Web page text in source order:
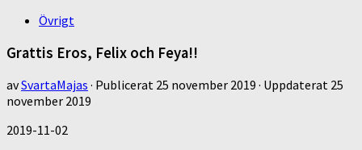
Övrigt
Grattis Eros, Felix och Feya!!
avSvartaMajas · Publicerat 25 november 2019 · Uppdaterat 25
november 2019
2019-11-02